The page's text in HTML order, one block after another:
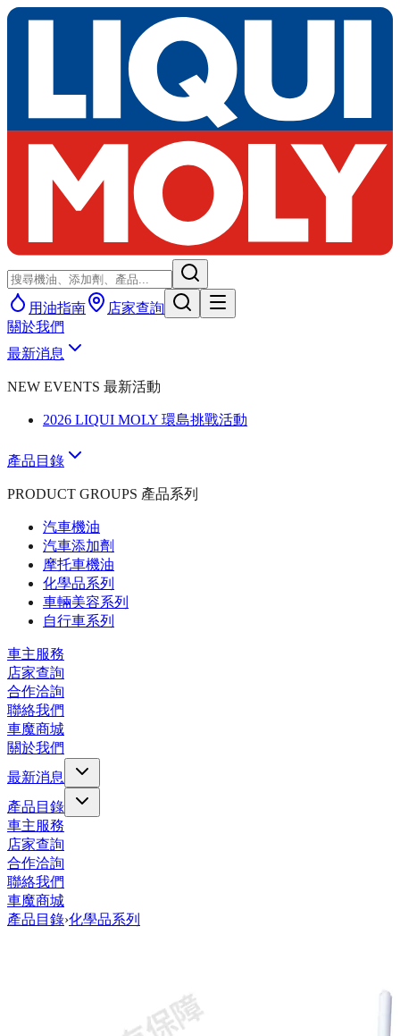
用油指南
店家查詢
關於我們
最新消息
NEW EVENTS 最新活動
2026 LIQUI MOLY 環島挑戰活動
產品目錄
PRODUCT GROUPS 產品系列
汽車機油
汽車添加劑
摩托車機油
化學品系列
車輛美容系列
自行車系列
車主服務
店家查詢
合作洽詢
聯絡我們
車魔商城
關於我們
最新消息
產品目錄
車主服務
店家查詢
合作洽詢
聯絡我們
車魔商城
產品目錄›化學品系列